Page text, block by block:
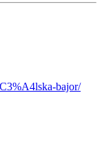
bajor/